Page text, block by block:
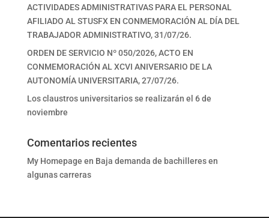
ACTIVIDADES ADMINISTRATIVAS PARA EL PERSONAL
AFILIADO AL STUSFX EN CONMEMORACIÓN AL DÍA DEL
TRABAJADOR ADMINISTRATIVO, 31/07/26.
ORDEN DE SERVICIO Nº 050/2026, ACTO EN
CONMEMORACIÓN AL XCVI ANIVERSARIO DE LA
AUTONOMÍA UNIVERSITARIA, 27/07/26.
Los claustros universitarios se realizarán el 6 de
noviembre
Comentarios recientes
My Homepage en Baja demanda de bachilleres en
algunas carreras